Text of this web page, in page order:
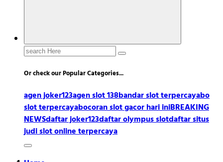
Search
Or check our Popular Categories...
agen joker123agen slot 138bandar slot terpercayabo
slot terpercayabocoran slot gacor hari iniBREAKING
NEWSdaftar joker123daftar olympus slotdaftar situs
judi slot online terpercaya